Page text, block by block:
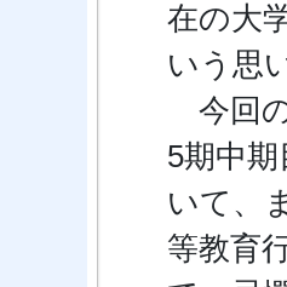
在の大
いう思
今回
5期中
いて、
等教育